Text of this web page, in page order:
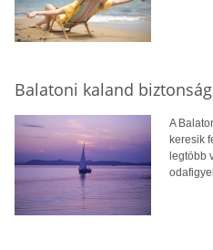
Balatoni kaland
A
keresik
legtöbb